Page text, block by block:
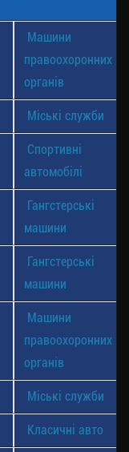
Машини
правоохоронних
органів
Міські служби
Спортивні
автомобілі
Гангстерські
машини
Гангстерські
машини
Машини
правоохоронних
органів
Міські служби
Класичні авто